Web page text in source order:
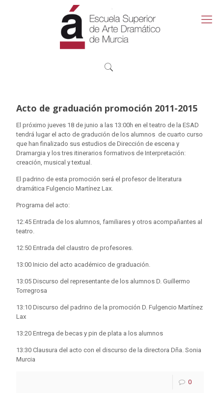
Acto de graduación promoción 2011-2015
El próximo jueves 18 de junio a las 13:00h en el teatro de la ESAD
tendrá lugar el acto de gradución de los alumnos de cuarto curso
que han finalizado sus estudios de Dirección de escena y
Dramargia y los tres itinerarios formativos de Interpretación:
creación, musical y textual.
El padrino de esta promoción será el profesor de literatura
dramática Fulgencio Martínez Lax.
Programa del acto:
12:45 Entrada de los alumnos, familiares y otros acompañantes al
teatro.
12:50 Entrada del claustro de profesores.
13:00 Inicio del acto académico de graduación.
13:05 Discurso del representante de los alumnos D. Guillermo
Torregrosa
13:10 Discurso del padrino de la promoción D. Fulgencio Martínez
Lax
13:20 Entrega de becas y pin de plata a los alumnos
13:30 Clausura del acto con el discurso de la directora Dña. Sonia
Murcia
0